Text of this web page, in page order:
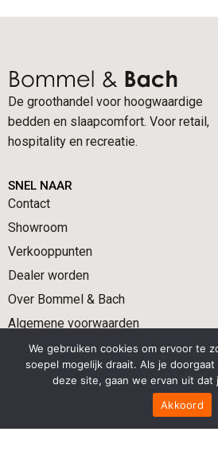
De groothandel voor hoogwaardige
bedden en slaapcomfort. Voor retail,
hospitality en recreatie.
SNEL NAAR
Contact
Showroom
Verkooppunten
Dealer worden
Over Bommel & Bach
Algemene voorwaarden
CONTACT
Wegens vakantie gesloten t/m 12
info@bommelbach.nl
We gebruiken cookies om ervoor te
soepel mogelijk draait. Als je
deze site, gaan we ervan uit dat
Akkoord